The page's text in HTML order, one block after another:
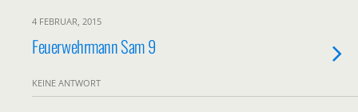
4 FEBRUAR, 2015
Feuerwehrmann Sam 9
KEINE ANTWORT